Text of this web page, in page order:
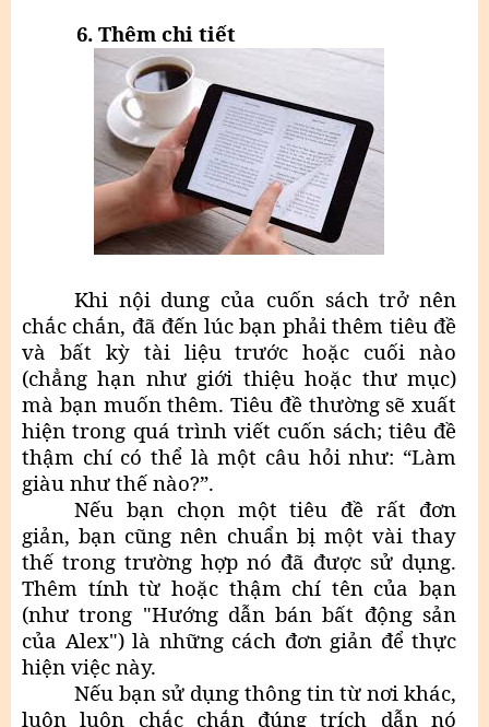
6. Thêm chi tiết
Khi nội dung của cuốn sách trở nên
chắc chắn, đã đến lúc bạn phải thêm tiêu đề
và bất kỳ tài liệu trước hoặc cuối nào
(chẳng hạn như giới thiệu hoặc thư mục)
mà bạn muốn thêm. Tiêu đề thường sẽ xuất
hiện trong quá trình viết cuốn sách; tiêu đề
thậm chí có thể là một câu hỏi như: “Làm
giàu như thế nào?”.
Nếu bạn chọn một tiêu đề rất đơn
giản, bạn cũng nên chuẩn bị một vài thay
thế trong trường hợp nó đã được sử dụng.
Thêm tính từ hoặc thậm chí tên của bạn
(như trong "Hướng dẫn bán bất động sản
của Alex") là những cách đơn giản để thực
hiện việc này.
Nếu bạn sử dụng thông tin từ nơi khác,
luôn luôn chắc chắn đúng trích dẫn nó